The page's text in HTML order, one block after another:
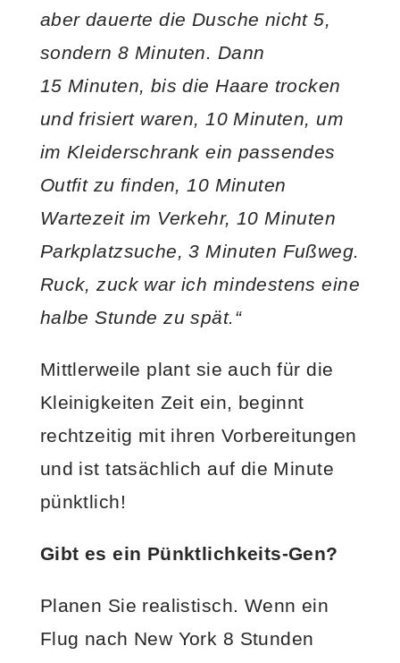
aber dauerte die Dusche nicht 5,
sondern 8 Minuten. Dann
15 Minuten, bis die Haare trocken
und frisiert waren, 10 Minuten, um
im Kleiderschrank ein passendes
Outfit zu finden, 10 Minuten
Wartezeit im Verkehr, 10 Minuten
Parkplatzsuche, 3 Minuten Fußweg.
Ruck, zuck war ich mindestens eine
halbe Stunde zu spät.“
Mittlerweile plant sie auch für die
Kleinigkeiten Zeit ein, beginnt
rechtzeitig mit ihren Vorbereitungen
und ist tatsächlich auf die Minute
pünktlich!
Gibt es ein Pünktlichkeits-Gen?
Planen Sie realistisch. Wenn ein
Flug nach New York 8 Stunden